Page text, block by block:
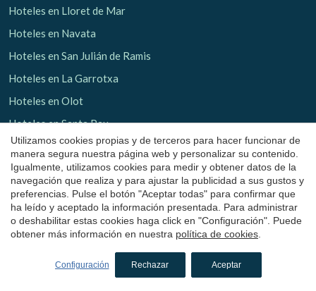
Hoteles en Lloret de Mar
Hoteles en Navata
Hoteles en San Julián de Ramis
Hoteles en La Garrotxa
Hoteles en Olot
Hoteles en Santa Pau
Hoteles en Les Planes d'Hostoles
Hoteles en Sant Aniol de Finestres
Hoteles con encanto en Barcelona
Hoteles en El Bages
Hoteles en Castelladral
Hoteles en Monistrol de Calders
Utilizamos cookies propias y de terceros para hacer funcionar de
manera segura nuestra página web y personalizar su contenido.
Igualmente, utilizamos cookies para medir y obtener datos de la
navegación que realiza y para ajustar la publicidad a sus gustos y
preferencias. Pulse el botón "Aceptar todas" para confirmar que
ha leído y aceptado la información presentada. Para administrar
o deshabilitar estas cookies haga click en "Configuración". Puede
obtener más información en nuestra política de cookies
Configuración Rechazar Aceptar